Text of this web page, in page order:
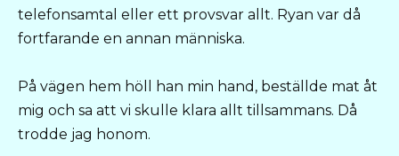
telefonsamtal eller ett provsvar allt. Ryan var då
fortfarande en annan människa.
På vägen hem höll han min hand, beställde mat åt
mig och sa att vi skulle klara allt tillsammans. Då
trodde jag honom.